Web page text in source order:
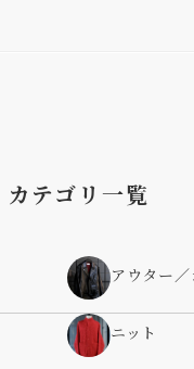
カテゴリ一覧
アウター／
ニット